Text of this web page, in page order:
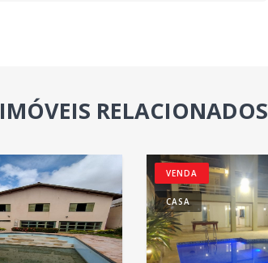
IMÓVEIS RELACIONADOS
VENDA
CASA